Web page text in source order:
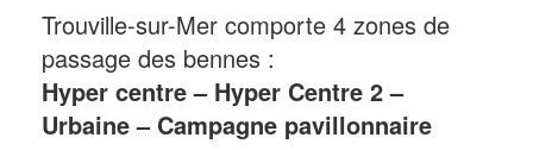
Trouville-sur-Mer comporte 4 zones de
passage des bennes :
Hyper centre – Hyper Centre 2 –
Urbaine – Campagne pavillonnaire